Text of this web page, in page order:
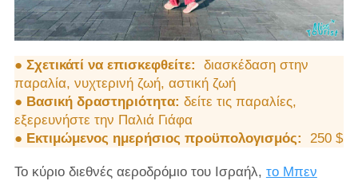
● Σχετικάτί να επισκεφθείτε: διασκέδαση στην
παραλία, νυχτερινή ζωή, αστική ζωή
● Βασική δραστηριότητα: δείτε τις παραλίες,
εξερευνήστε την Παλιά Γιάφα
● Εκτιμώμενος ημερήσιος προϋπολογισμός: 250 $
Το κύριο διεθνές αεροδρόμιο του Ισραήλ, το Μπεν